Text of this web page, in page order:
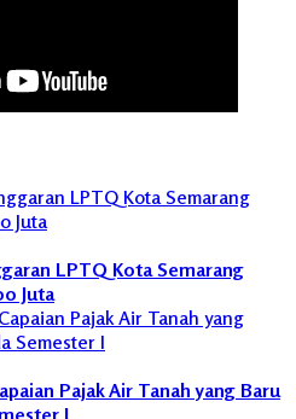
LPTQ Kota Semarang
Juta
Pajak Air Tanah yang Baru
I